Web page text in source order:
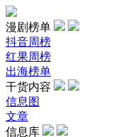
漫剧榜单
抖音周榜
红果周榜
出海榜单
干货内容
信息图
文章
信息库